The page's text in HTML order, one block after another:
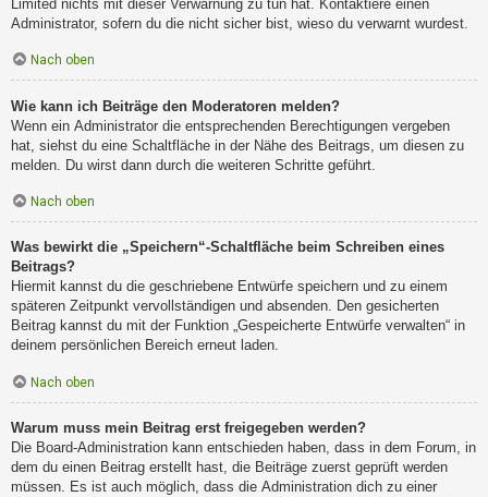
Limited nichts mit dieser Verwarnung zu tun hat. Kontaktiere einen
Administrator, sofern du die nicht sicher bist, wieso du verwarnt wurdest.
Nach oben
Wie kann ich Beiträge den Moderatoren melden?
Wenn ein Administrator die entsprechenden Berechtigungen vergeben
hat, siehst du eine Schaltfläche in der Nähe des Beitrags, um diesen zu
melden. Du wirst dann durch die weiteren Schritte geführt.
Nach oben
Was bewirkt die „Speichern“-Schaltfläche beim Schreiben eines
Beitrags?
Hiermit kannst du die geschriebene Entwürfe speichern und zu einem
späteren Zeitpunkt vervollständigen und absenden. Den gesicherten
Beitrag kannst du mit der Funktion „Gespeicherte Entwürfe verwalten“ in
deinem persönlichen Bereich erneut laden.
Nach oben
Warum muss mein Beitrag erst freigegeben werden?
Die Board-Administration kann entschieden haben, dass in dem Forum, in
dem du einen Beitrag erstellt hast, die Beiträge zuerst geprüft werden
müssen. Es ist auch möglich, dass die Administration dich zu einer